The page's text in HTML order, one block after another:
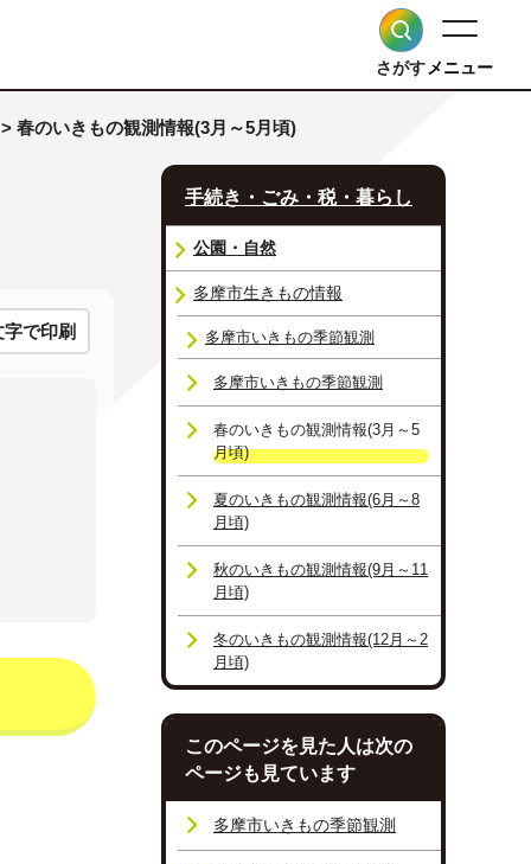
さがすメニュー
春のいきもの観測情報(3月～5月頃)
で印刷
手続き・ごみ・税・暮らし
公園・自然
多摩市生きもの情報
多摩市いきもの季節観測
多摩市いきもの季節観測
春のいきもの観測情報(3月～5
月頃)
夏のいきもの観測情報(6月～8
月頃)
秋のいきもの観測情報(9月～11
月頃)
冬のいきもの観測情報(12月～2
月頃)
このページを見た人は次の
ページも見ています
多摩市いきもの季節観測